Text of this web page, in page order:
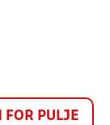
PULJE